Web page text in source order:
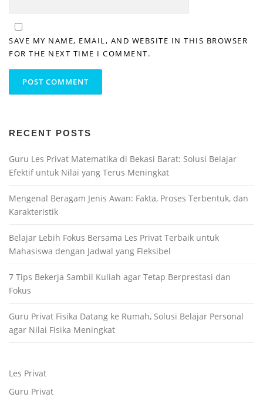
SAVE MY NAME, EMAIL, AND WEBSITE IN THIS BROWSER
FOR THE NEXT TIME I COMMENT.
RECENT POSTS
Guru Les Privat Matematika di Bekasi Barat: Solusi Belajar
Efektif untuk Nilai yang Terus Meningkat
Mengenal Beragam Jenis Awan: Fakta, Proses Terbentuk, dan
Karakteristik
Belajar Lebih Fokus Bersama Les Privat Terbaik untuk
Mahasiswa dengan Jadwal yang Fleksibel
7 Tips Bekerja Sambil Kuliah agar Tetap Berprestasi dan
Fokus
Guru Privat Fisika Datang ke Rumah, Solusi Belajar Personal
agar Nilai Fisika Meningkat
Les Privat
Guru Privat